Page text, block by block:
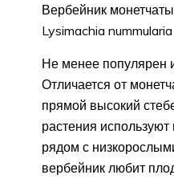
Вербейник
Lysimachia nummularia
Не менее популярен
Отличается от
прямой высокий
растения
рядом с
вербейник любит